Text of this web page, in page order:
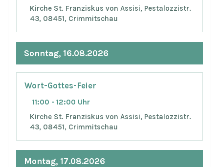
Kirche St. Franziskus von Assisi, Pestalozzistr.
43, 08451, Crimmitschau
Sonntag, 16.08.2026
Wort-Gottes-Feier
11:00 - 12:00 Uhr
Kirche St. Franziskus von Assisi, Pestalozzistr.
43, 08451, Crimmitschau
Montag, 17.08.2026